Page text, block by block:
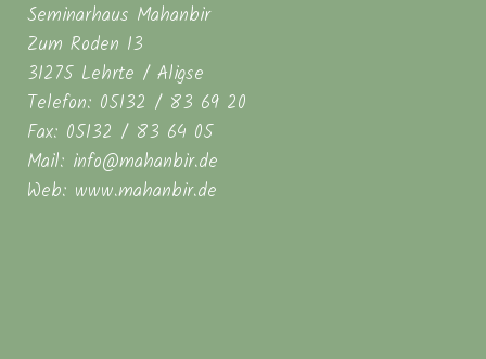
Seminarhaus Mahanbir
Zum Roden 13
31275 Lehrte / Aligse
Telefon: 05132 / 83 69 20
Fax: 05132 / 83 64 05
Mail: info@mahanbir.de
Web: www.mahanbir.de